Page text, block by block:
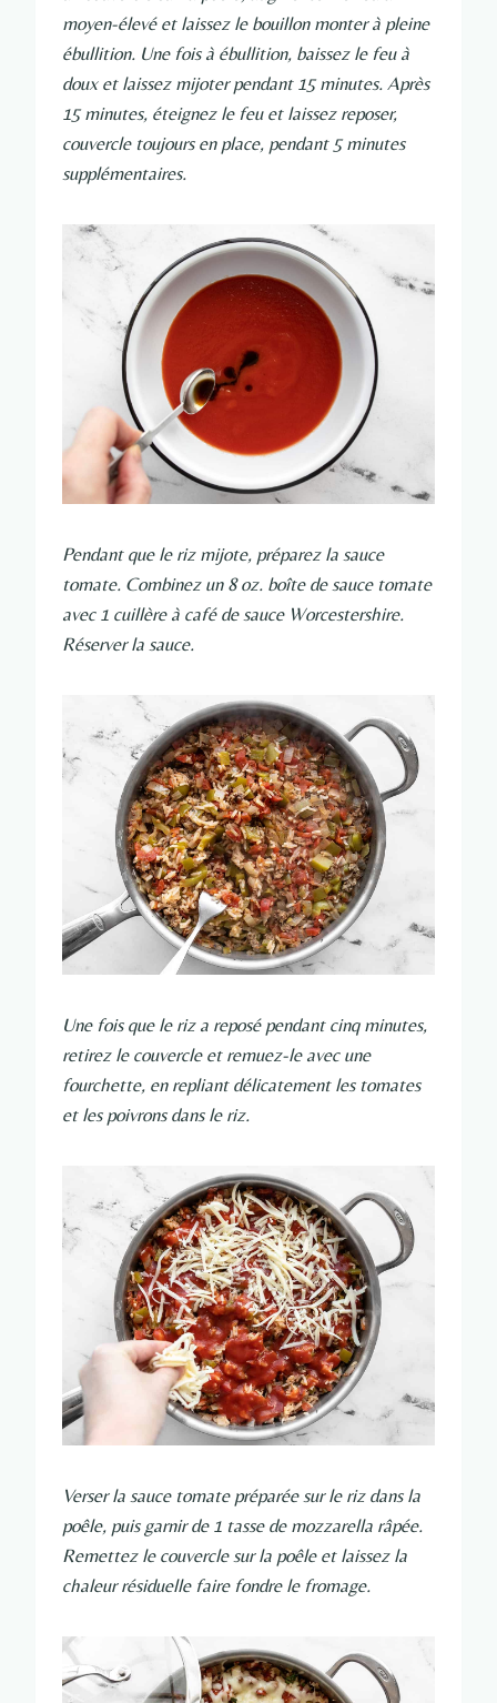
moyen-élevé et laissez le bouillon monter à pleine
ébullition. Une fois à ébullition, baissez le feu à
doux et laissez mijoter pendant 15 minutes. Après
15 minutes, éteignez le feu et laissez reposer,
couvercle toujours en place, pendant 5 minutes
supplémentaires.
Pendant que le riz mijote, préparez la sauce
tomate. Combinez un 8 oz. boîte de sauce tomate
avec 1 cuillère à café de sauce Worcestershire.
Réserver la sauce.
Une fois que le riz a reposé pendant cinq minutes,
retirez le couvercle et remuez-le avec une
fourchette, en repliant délicatement les tomates
et les poivrons dans le riz.
Verser la sauce tomate préparée sur le riz dans la
poêle, puis garnir de 1 tasse de mozzarella râpée.
Remettez le couvercle sur la poêle et laissez la
chaleur résiduelle faire fondre le fromage.